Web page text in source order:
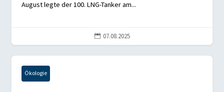
August legte der 100. LNG-Tanker am...
 07.08.2025
Ökologie